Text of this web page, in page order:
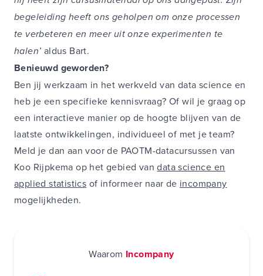
begeleiding heeft ons geholpen om onze processen
te verbeteren en meer uit onze experimenten te
halen’ aldus Bart.
Benieuwd geworden?
Ben jij werkzaam in het werkveld van data science en
heb je een specifieke kennisvraag? Of wil je graag op
een interactieve manier op de hoogte blijven van de
laatste ontwikkelingen, individueel of met je team?
Meld je dan aan voor de PAOTM-datacursussen van
Koo Rijpkema op het gebied vandata science en
applied statistics of informeer naar de incompany
mogelijkheden.
Waarom Incompany